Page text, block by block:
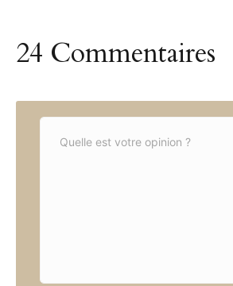
24 Commentaires